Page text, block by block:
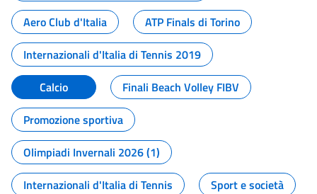
Aero Club d'Italia
ATP Finals di Torino
Internazionali d'Italia di Tennis 2019
Calcio
Finali Beach Volley FIBV
Promozione sportiva
Olimpiadi Invernali 2026 (1)
Internazionali d'Italia di Tennis
Sport e società